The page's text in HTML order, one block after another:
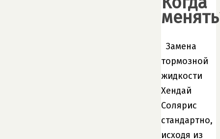
Замена
тормозной
жидкости
Хендай
Солярис
стандартно,
исходя из